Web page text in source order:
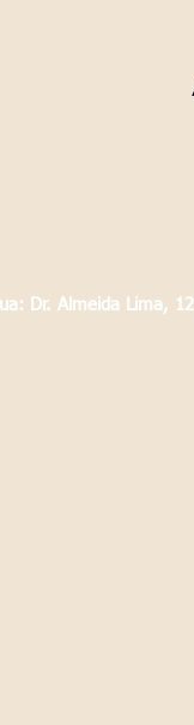
Dr. Almeida Lima,